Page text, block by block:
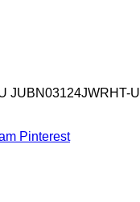
JUBN03124JWRHT-U
Pinterest